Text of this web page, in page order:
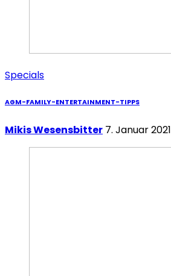
Specials
AGM-FAMILY-ENTERTAINMENT-TIPPS
Mikis Wesensbitter 7. Januar 2021